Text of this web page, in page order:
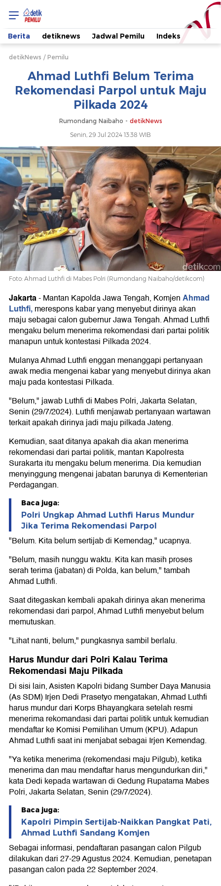
Ahmad
Luthfi
Belum
Terima
Rekomendasi
Parpol
untuk
Maju
Pilkada
2024
Berita detiknews Jadwal Pemilu Indeks
detikNews Pemilu
Ahmad Luthfi Belum Terima
Rekomendasi Parpol untuk Maju
Pilkada 2024
Rumondang Naibaho - detikNews
Senin, 29 Jul 2024 13:38 WIB
Foto: Ahmad Luthfi di Mabes Polri (Rumondang Naibaho/detikcom)
Jakarta-Mantan Kapolda Jawa Tengah, KomjenAhmad
Luthfi,merespons kabar yang menyebut dirinya akan
maju sebagai calon gubernur Jawa Tengah. Ahmad Luthfi
mengaku belum menerima rekomendasi dari partai politik
manapun untuk kontestasi Pilkada 2024.
Mulanya Ahmad Luthfi enggan menanggapi pertanyaan
awak media mengenai kabar yang menyebut dirinya akan
maju pada kontestasi Pilkada.
"Belum," jawab Luthfi di Mabes Polri, Jakarta Selatan,
Senin (29/7/2024). Luthfi menjawab pertanyaan wartawan
terkait apakah dirinya jadi maju pilkada Jateng.
Kemudian, saat ditanya apakah dia akan menerima
rekomendasi dari partai politik, mantan Kapolresta
Surakarta itu mengaku belum menerima. Dia kemudian
menyinggung mengenai jabatan barunya di Kementerian
Perdagangan.
Baca juga:
Polri Ungkap Ahmad Luthfi Harus Mundur
Jika Terima Rekomendasi Parpol
"Belum. Kita belum sertijab di Kemendag," ucapnya.
"Belum, masih nunggu waktu. Kita kan masih proses
serah terima (jabatan) di Polda, kan belum," tambah
Ahmad Luthfi.
Saat ditegaskan kembali apakah dirinya akan menerima
rekomendasi dari parpol, Ahmad Luthfi menyebut belum
memutuskan.
"Lihat nanti, belum," pungkasnya sambil berlalu.
Harus Mundur dari Polri Kalau Terima
Rekomendasi Maju Pilkada
Di sisi lain, Asisten Kapolri bidang Sumber Daya Manusia
(As SDM) Irjen Dedi Prasetyo mengatakan, Ahmad Luthfi
harus mundur dari Korps Bhayangkara setelah resmi
menerima rekomandasi dari partai politik untuk kemudian
mendaftar ke Komisi Pemilihan Umum (KPU). Adapun
Ahmad Luthfi saat ini menjabat sebagai Irjen Kemendag.
"Ya ketika menerima (rekomendasi maju Pilgub), ketika
menerima dan mau mendaftar harus mengundurkan diri,"
kata Dedi kepada wartawan di Gedung Rupatama Mabes
Polri, Jakarta Selatan, Senin (29/7/2024).
Baca juga:
Kapolri Pimpin Sertijab-Naikkan Pangkat Pati,
Ahmad Luthfi Sandang Komjen
Sebagai informasi, pendaftaran pasangan calon Pilgub
dilakukan dari 27-29 Agustus 2024. Kemudian, penetapan
pasangan calon pada 22 September 2024.